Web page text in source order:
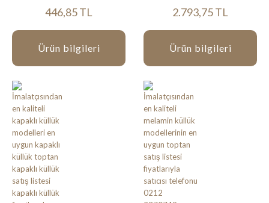
446,85 TL
Ürün bilgileri
2.793,75 TL
Ürün bilgileri